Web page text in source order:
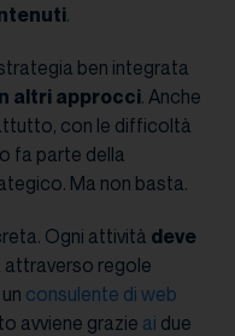
.
ben integrata
altri approcci. Anche
con le difficoltà
fa parte della
Ma non basta.
Ogni attività deve
attraverso regole
consulente di web
avviene grazie ai due